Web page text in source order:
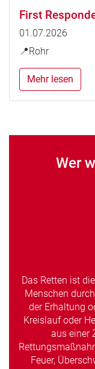
First
01.07.2026
📍Rohr
Mehr lesen
Wer
Das Retten ist
Menschen
der Erhaltung
Kreislauf oder
aus einer
Feuer,